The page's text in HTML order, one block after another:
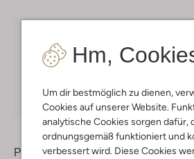
Hm,
Um dir bestmöglich zu dienen,
Cookies auf unserer Website.
analytische Cookies sorgen dafür,
ordnungsgemäß funktioniert und
verbessert wird. Diese Cookies
Kostenloser Versand
Mitglieder in Deutschland
Produktinformation